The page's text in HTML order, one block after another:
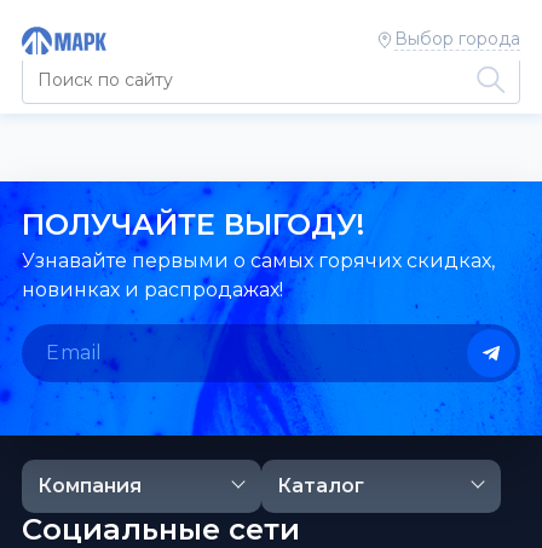
Выбор города
ПОЛУЧАЙТЕ ВЫГОДУ!
Узнавайте первыми о самых горячих скидках,
новинках и распродажах!
Компания Каталог
Социальные сети